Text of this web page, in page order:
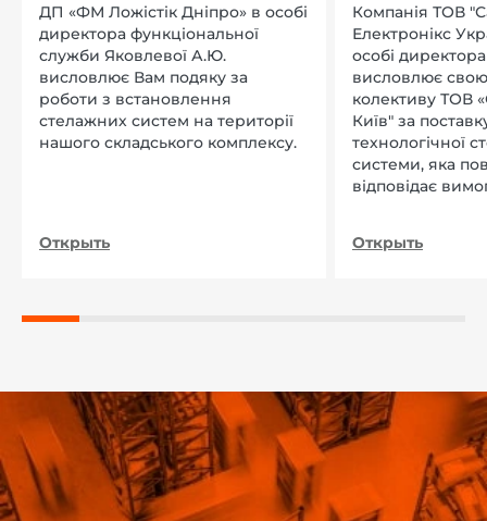
ДП «ФМ Ложістік Дніпро» в особі
директора функціональної
служби Яковлевої А.Ю.
висловлює Вам подяку за
роботи з встановлення
стелажних систем на території
нашого складського комплексу.
Открыть
Компанія ТОВ
Електронікс
особі
висловлює
колективу ТОВ
Київ" за
технологічної
системи, яка
відповідає
Открыть